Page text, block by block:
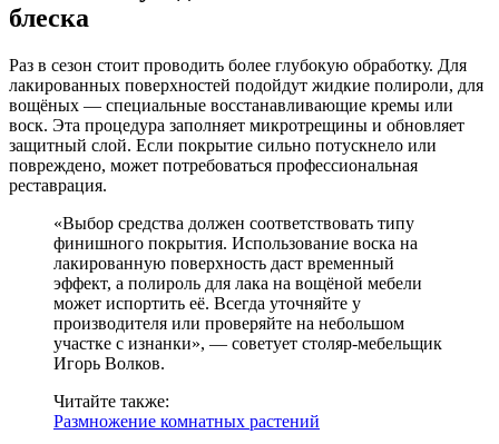
блеска
Раз в сезон стоит проводить более глубокую обработку. Для
лакированных поверхностей подойдут жидкие полироли, для
вощёных — специальные восстанавливающие кремы или
воск. Эта процедура заполняет микротрещины и обновляет
защитный слой. Если покрытие сильно потускнело или
повреждено, может потребоваться профессиональная
реставрация.
«Выбор средства должен соответствовать типу
финишного покрытия. Использование воска на
лакированную поверхность даст временный
эффект, а полироль для лака на вощёной мебели
может испортить её. Всегда уточняйте у
производителя или проверяйте на небольшом
участке с изнанки», — советует столяр-мебельщик
Игорь Волков.
Читайте также:
Размножение комнатных растений